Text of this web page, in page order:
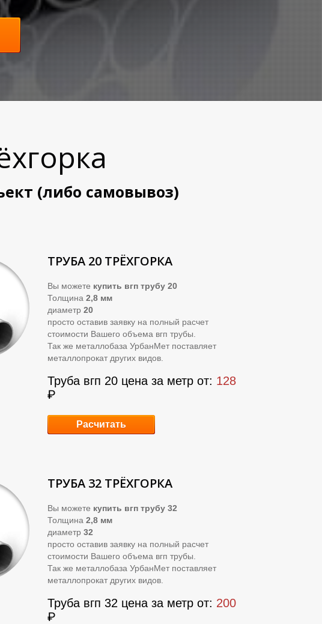
(либо самовывоз)
ТРУБА 20 ТРЁХГОРКА
Вы можете купить вгп трубу 20
Толщина 2,8 мм
диаметр 20
просто оставив заявку на полный расчет
стоимости Вашего объема вгп трубы.
Так же металлобаза УрбанМет поставляет
металлопрокат других видов.
Труба вгп 20 цена за метр от: 128
₽
Расчитать
ТРУБА 32 ТРЁХГОРКА
Вы можете купить вгп трубу 32
Толщина 2,8 мм
диаметр 32
просто оставив заявку на полный расчет
стоимости Вашего объема вгп трубы.
Так же металлобаза УрбанМет поставляет
металлопрокат других видов.
Труба вгп 32 цена за метр от: 200
₽